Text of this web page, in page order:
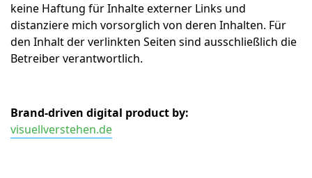
keine Haftung für Inhalte externer Links und
distanziere mich vorsorglich von deren Inhalten. Für
den Inhalt der verlinkten Seiten sind ausschließlich die
Betreiber verantwortlich.
Brand-driven digital product by:
visuellverstehen.de